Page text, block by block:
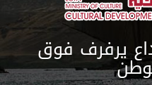
يرفرف فوق